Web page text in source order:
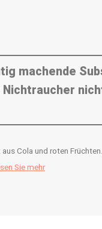
machende
Cola und roten
Sie mehr